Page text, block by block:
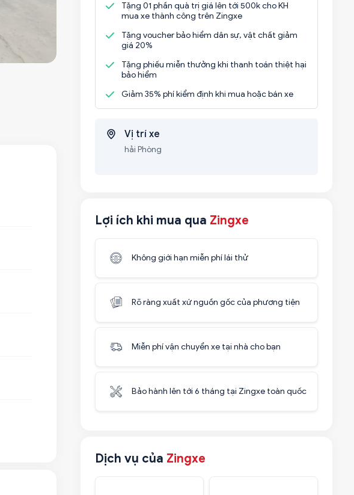
Tặng 01 phần quà trị giá lên tới 500k cho KH
mua xe thành công trên Zingxe
Tặng voucher bảo hiểm dân sự, vật chất giảm
giá 20%
Tặng phiếu miễn thưởng khi thanh toán thiệt hại
bảo hiểm
Giảm 35% phí kiểm định khi mua hoặc bán xe
Vị trí xe
hải Phòng
Lợi ích khi mua qua Zingxe
Không giới hạn miễn phí lái thử
Rõ ràng xuất xứ nguồn gốc của phương tiện
Miễn phí vận chuyển xe tại nhà cho bạn
Bảo hành lên tới 6 tháng tại Zingxe toàn quốc
Dịch vụ của Zingxe